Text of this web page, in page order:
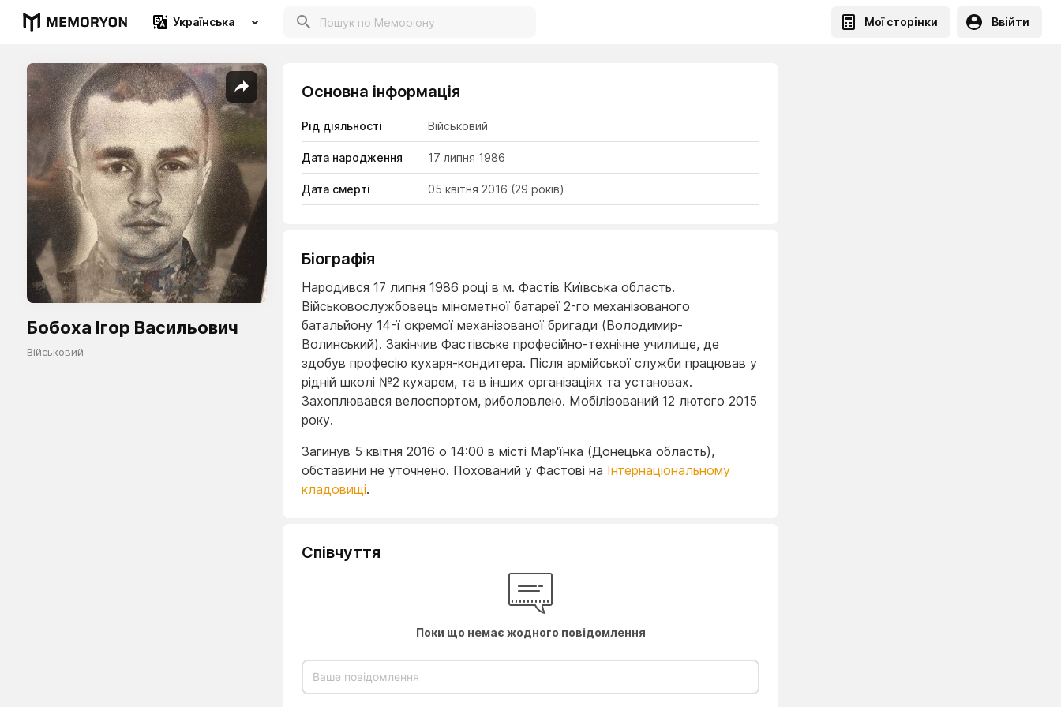
Українська Мої сторінки Ввійти
Бобоха Ігор Васильович
Військовий
Основна інформація
Рід діяльності Військовий
Дата народження 17 липня 1986
Дата смерті 05 квітня 2016 (29 років)
Біографія
Народився 17 липня 1986 році в м. Фастів Київська область.
Військовослужбовець мінометної батареї 2-го механізованого
батальйону 14-ї окремої механізованої бригади (Володимир-
Волинський). Закінчив Фастівське професійно-технічне училище, де
здобув професію кухаря-кондитера. Після армійської служби працював у
рідній школі №2 кухарем, та в інших організаціях та установах.
Захоплювався велоспортом, риболовлею. Мобілізований 12 лютого 2015
року.
Загинув 5 квітня 2016 о 14:00 в місті Мар'їнка (Донецька область),
обставини не уточнено. Похований у Фастові на Інтернаціональному
кладовищі.
Співчуття
Поки що немає жодного повідомлення